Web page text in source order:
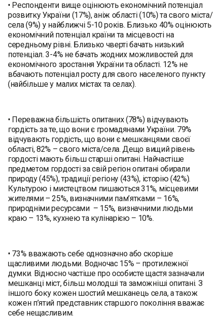
• Респонденти вище оцінюють економічний потенціал
розвитку України (17%), аніж області (10%) та свого міста/
села (9%) у найближчі 5-10 років. Близько 40% оцінюють
економічний потенціал країни та місцевості на
середньому рівні. Близько чверті бачать низький
потенціал. 3-4% не бачать жодних можливостей для
економічного зростання України та області. 12% не
вбачають потенціал росту для свого населеного пункту
(найбільше у малих містах та селах).
• Переважна більшість опитаних (78%) відчувають
гордість за те, що вони є громадянами України. 79%
відчувають гордість, що вони є мешканцями своєї
області, 82% – свого міста/села. Дещо вищий рівень
гордості мають більш старші опитані. Найчастіше
предметом гордості за свій регіон опитані обирали
природу (45%), традиції регіону (43%), історію (42%).
Культурою і мистецтвом пишаються 31%, місцевими
жителями – 25%, визначними пам’ятками – 16%,
природніми ресурсами – 15%, визначними людьми
краю – 13%, кухнею та кулінарією – 10%.
• 73% вважають себе однозначно або скоріше
щасливими людьми. Водночас 15% – протилежної
думки. Відносно частіше про особисте щастя зазначали
мешканці міст, більш молодші та заможніші опитані. З
іншого боку кожен шостий мешканець села, а також
кожен п’ятий представник старшого покоління вважає
себе нещасливим.